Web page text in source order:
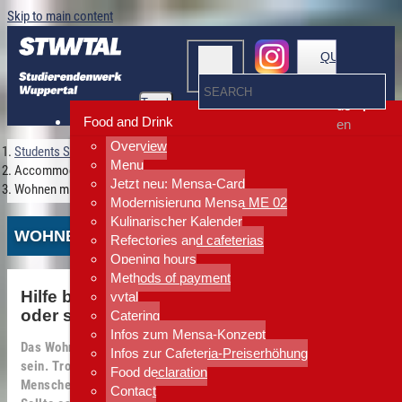
Skip to main content
Toggle
navigation
Food and Drink
Overview
Menu
Jetzt neu: Mensa-Card
Modernisierung Mensa ME 02
Kulinarischer Kalender
Refectories and cafeterias
Opening hours
Methods of payment
vytal
Catering
Infos zum Mensa-Konzept
Infos zur Cafeteria-Preiserhöhung
Food declaration
Contact
QUICKLINKS
de
en
Students Services Wuppertal
Accommodation
Wohnen mit Respekt
WOHNEN MIT RESPEKT
Hilfe bei grenzüberschreitendem Verhalten
oder sexueller Belästigung
Das Wohnen im Wohnheim soll für alle sicher und respektvoll
sein. Trotzdem kann es Situationen geben, in denen sich
Menschen unwohl, bedrängt oder grenzüberschritten fühlen.